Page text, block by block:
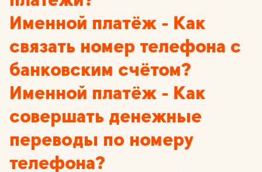
Именной платёж - Как
связать номер телефона с
банковским счётом?
Именной платёж - Как
совершать денежные
переводы по номеру
телефона?